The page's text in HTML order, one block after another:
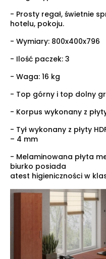
- Prosty regał, świetnie
hotelu, pokoju.
- Wymiary: 800x400x796
- Ilość paczek: 3
- Waga: 16 kg
- Top górny i top dolny
- Korpus wykonany z
- Tył wykonany z płyty
– 4 mm
- Melaminowana płyta
biurko posiada
atest higieniczności w